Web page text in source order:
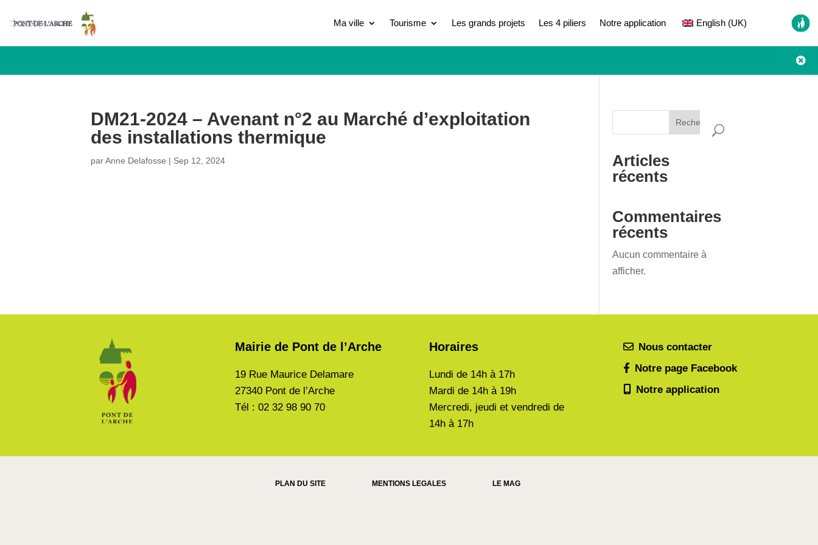
Ma ville Tourisme Les grands projets Les 4 piliers Notre application English (UK)

DM21-2024 – Avenant n°2 au Marché d’exploitation
des installations thermique
parAnne Delafosse | Sep 12, 2024
Rechercher
Articles
récents
Commentaires
récents
Aucun commentaire à
afficher.
Mairie de Pont de l’Arche
19 Rue Maurice Delamare
27340 Pont de l’Arche
Tél : 02 32 98 90 70
Horaires
Lundi de 14h à 17h
Mardi de 14h à 19h
Mercredi, jeudi et vendredi de
14h à 17h
Nous contacter
Notre page Facebook
Notre application
PLAN DU SITE MENTIONS LEGALES LE MAG